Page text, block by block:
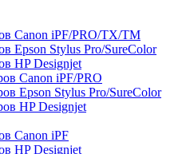
Canon iPF/PRO/TX/ТМ
Epson Stylus Pro/SureColor
HP Designjet
Canon iPF/PRO
Epson Stylus Pro/SureColor
HP Designjet
Canon iPF
HP Designjet